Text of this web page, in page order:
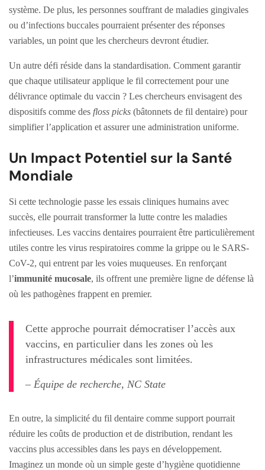
système. De plus, les personnes souffrant de maladies gingivales
ou d’infections buccales pourraient présenter des réponses
variables, un point que les chercheurs devront étudier.
Un autre défi réside dans la standardisation. Comment garantir
que chaque utilisateur applique le fil correctement pour une
délivrance optimale du vaccin ? Les chercheurs envisagent des
dispositifs comme des floss picks (bâtonnets de fil dentaire) pour
simplifier l’application et assurer une administration uniforme.
Un Impact Potentiel sur la Santé
Mondiale
Si cette technologie passe les essais cliniques humains avec
succès, elle pourrait transformer la lutte contre les maladies
infectieuses. Les vaccins dentaires pourraient être particulièrement
utiles contre les virus respiratoires comme la grippe ou le SARS-
CoV-2, qui entrent par les voies muqueuses. En renforçant
l’immunité mucosale, ils offrent une première ligne de défense là
où les pathogènes frappent en premier.
Cette approche pourrait démocratiser l’accès aux
vaccins, en particulier dans les zones où les
infrastructures médicales sont limitées.
– Équipe de recherche, NC State
En outre, la simplicité du fil dentaire comme support pourrait
réduire les coûts de production et de distribution, rendant les
vaccins plus accessibles dans les pays en développement.
Imaginez un monde où un simple geste d’hygiène quotidienne